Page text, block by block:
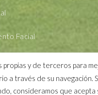
Facial
propias y de terceros para
a través de su navegación.
consideramos que acepta